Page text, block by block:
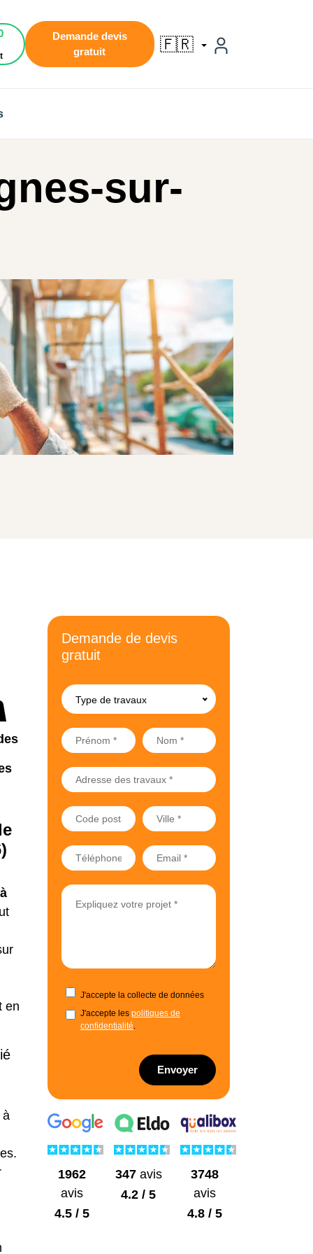
Demande devis
gratuit
🇫🇷
sur-
en
à
Demande de devis
gratuit
Type de travaux
J'accepte la collecte de données
J'accepte les politiques de
confidentialité.
Envoyer
1962
avis
4.5 / 5
347avis
4.2 / 5
3748
avis
4.8 / 5